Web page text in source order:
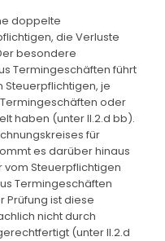
doppelte
die Verluste
besondere
Termingeschäften führt
Steuerpflichtigen, je
oder
haben (unter II.2.d bb).
für
es darüber hinaus
Steuerpflichtigen
Termingeschäften
Prüfung ist diese
nicht durch
(unter II.2.d